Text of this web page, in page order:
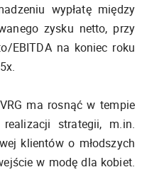
wypłatę między
zysku netto, przy
EBITDA na koniec roku
ma rosnąć w tempie
strategii, m.in.
klientów o młodszych
w modę dla kobiet.